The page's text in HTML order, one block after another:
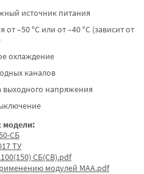
источник питания
от –50 °C или от –40 °C (зависит от
охлаждение
каналов
выходного напряжения
модели:
СБ
ТУ
СБ(СВ).pdf
модулей МАА.pdf